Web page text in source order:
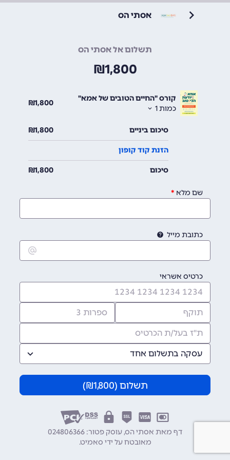
אסתי הס
תשלום אל אסתי הס
1,800
₪
קורס "החיים הטובים של אמא"
כמות1
1,800
₪
סיכום ביניים 1,800
₪
הזנת קוד קופון
סיכום 1,800
₪
שם מלא
כתובת מייל
כרטיס אשראי
עסקה בתשלום אחד
תשלום (1,800
₪)
דף מאת אסתי הס, עוסק פטור: 024806366
מאובטח על ידי סאמיט.